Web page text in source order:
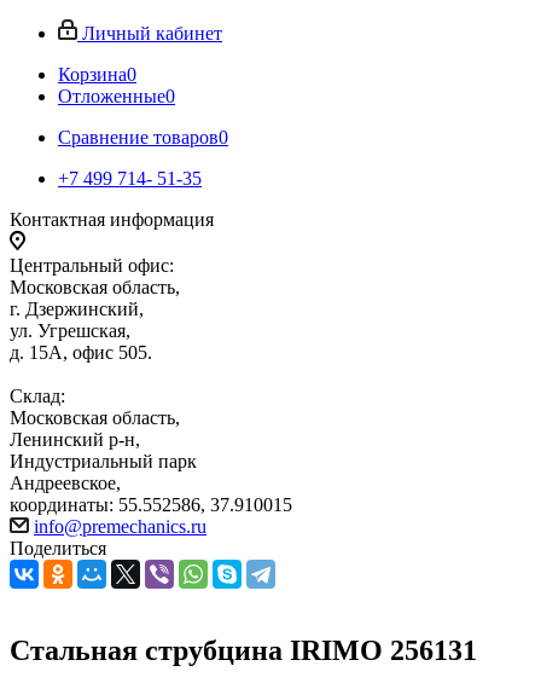
Личный кабинет
Корзина0
Отложенные0
Сравнение товаров0
+7 499 714- 51-35
Контактная информация
Центральный офис:
Московская область,
г. Дзержинский,
ул. Угрешская,
д. 15А, офис 505.
Склад:
Московская область,
Ленинский р-н,
Индустриальный парк
Андреевское,
координаты: 55.552586, 37.910015
info@premechanics.ru
Поделиться
Стальная струбцина IRIMO 256131